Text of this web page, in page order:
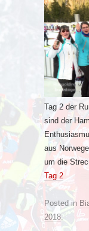
Tag 2 der
sind der
aus
um die
Tag 2
Posted in
2018